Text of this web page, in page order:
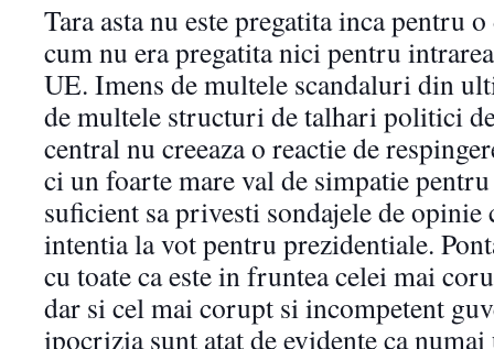
Tara asta nu este pregatita inca pentru
cum nu era pregatita nici pentru
UE. Imens de multele scandaluri din
de multele structuri de talhari politici
central nu creeaza o reactie de
ci un foarte mare val de simpatie
suficient sa privesti sondajele de opinie
intentia la vot pentru prezidentiale.
cu toate ca este in fruntea celei mai
dar si cel mai corupt si incompetent
ipocrizia sunt atat de evidente ca